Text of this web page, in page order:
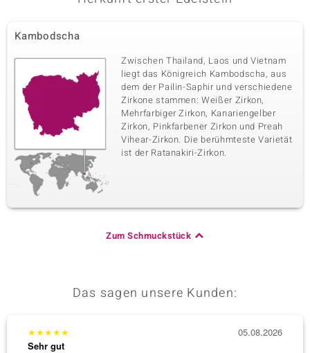
Kambodscha
Zwischen Thailand, Laos und Vietnam
liegt das Königreich Kambodscha, aus
dem der Pailin-Saphir und verschiedene
Zirkone stammen: Weißer Zirkon,
Mehrfarbiger Zirkon, Kanariengelber
Zirkon, Pinkfarbener Zirkon und Preah
Vihear-Zirkon. Die berühmteste Varietät
ist der Ratanakiri-Zirkon.
Zum Schmuckstück
Das sagen unsere Kunden:
★★★★★
Sehr gut
05.08.2026